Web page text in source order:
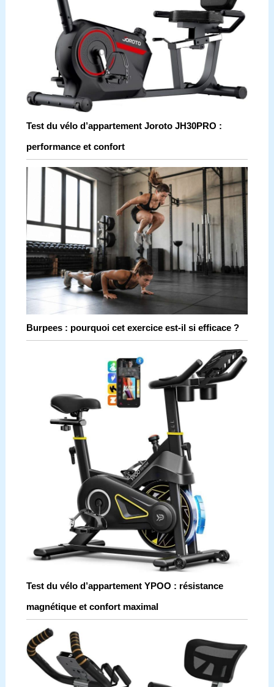
Test du vélo d’appartement Joroto JH30PRO :
performance et confort
Burpees : pourquoi cet exercice est-il si efficace ?
Test du vélo d’appartement YPOO : résistance
magnétique et confort maximal